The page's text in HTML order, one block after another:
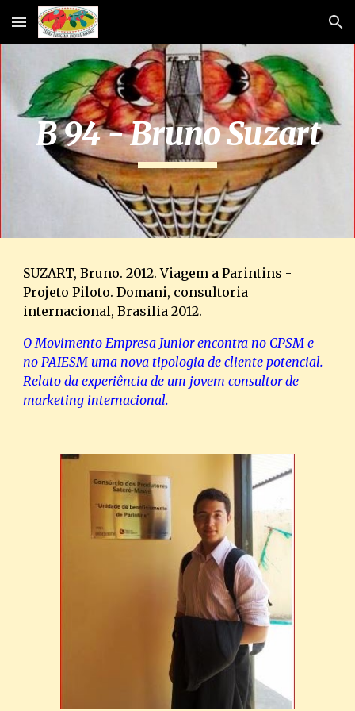
Skip to main content Skip to navigation
B 94 - Bruno Suzart
SUZART, Bruno. 2012. Viagem a Parintins -
Projeto Piloto. Domani, consultoria
internacional, Brasilia 2012.
O Movimento Empresa Junior encontra no CPSM e
no PAIESM uma nova tipologia de cliente potencial.
Relato da experiência de um jovem consultor de
marketing internacional.